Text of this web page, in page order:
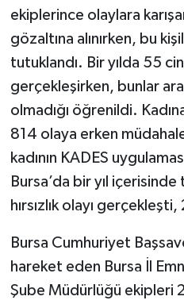
ekiplerince olaylara
gözaltına alınırken, bu
tutuklandı. Bir yılda 55
gerçekleşirken, bunlar
olmadığı öğrenildi.
814 olaya erken
kadının KADES
Bursa’da bir yıl
hırsızlık olayı
Bursa Cumhuriyet
hareket eden Bursa İl
Şube Müdürlüğü ekipleri